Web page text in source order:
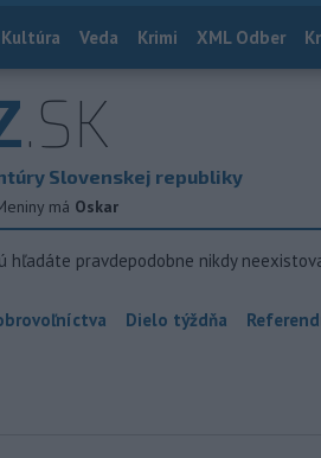
Kultúra Veda Krimi XML Odber
.SK
Slovenskej republiky
má Oskar
hľadáte pravdepodobne nikdy
Dielo týždňa